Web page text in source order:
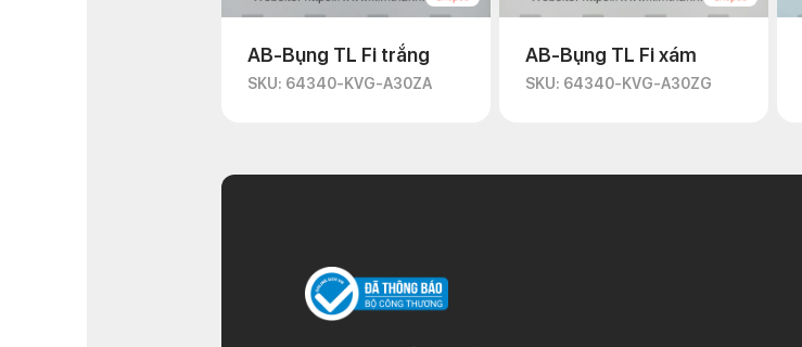
AB-Bụng TL Fi trắng
SKU: 64340-KVG-A30ZA
AB-Bụng TL Fi xám
SKU: 64340-KVG-A30ZG